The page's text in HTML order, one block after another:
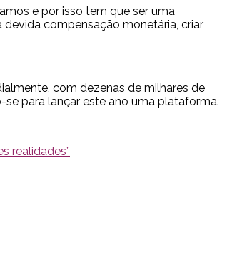
e por isso tem que ser uma
compensação monetária, criar
com dezenas de milhares de
para lançar este ano uma plataforma.
realidades”